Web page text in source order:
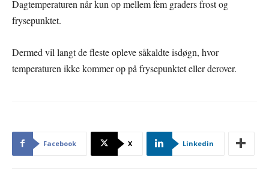
Dagtemperaturen når kun op mellem fem graders frost og
frysepunktet.
Dermed vil langt de fleste opleve såkaldte isdøgn, hvor
temperaturen ikke kommer op på frysepunktet eller derover.
Facebook X Linkedin